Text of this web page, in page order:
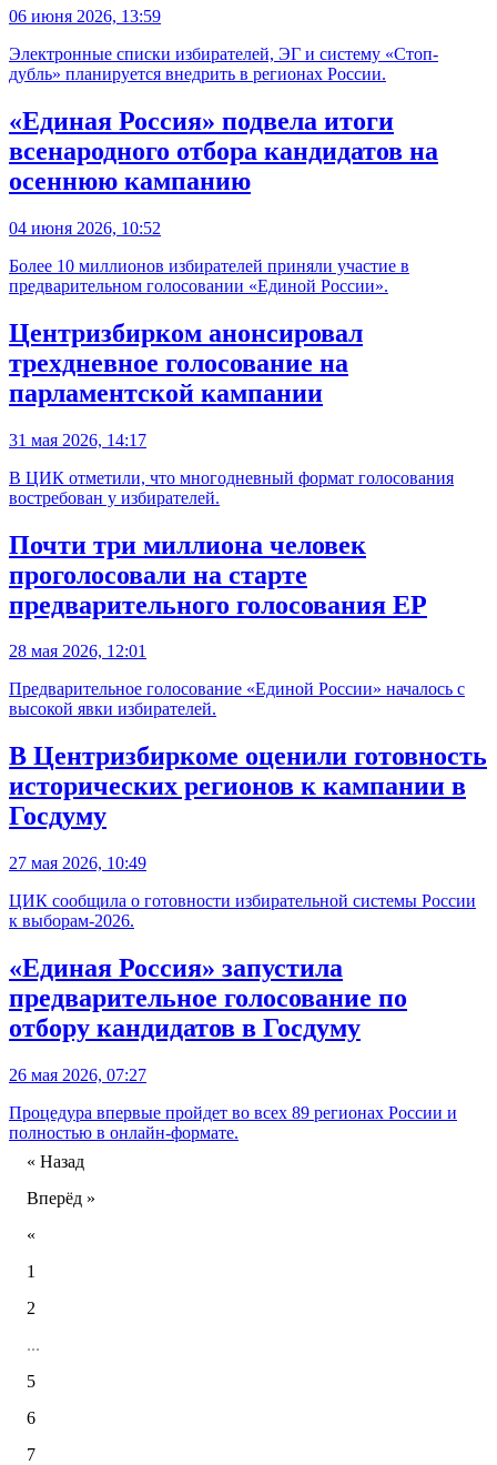
06 июня 2026, 13:59
Электронные списки избирателей, ЭГ и систему «Стоп-
дубль» планируется внедрить в регионах России.
«Единая Россия» подвела итоги
всенародного отбора кандидатов на
осеннюю кампанию
04 июня 2026, 10:52
Более 10 миллионов избирателей приняли участие в
предварительном голосовании «Единой России».
Центризбирком анонсировал
трехдневное голосование на
парламентской кампании
31 мая 2026, 14:17
В ЦИК отметили, что многодневный формат голосования
востребован у избирателей.
Почти три миллиона человек
проголосовали на старте
предварительного голосования ЕР
28 мая 2026, 12:01
Предварительное голосование «Единой России» началось с
высокой явки избирателей.
В Центризбиркоме оценили готовность
исторических регионов к кампании в
Госдуму
27 мая 2026, 10:49
ЦИК сообщила о готовности избирательной системы России
к выборам-2026.
«Единая Россия» запустила
предварительное голосование по
отбору кандидатов в Госдуму
26 мая 2026, 07:27
Процедура впервые пройдет во всех 89 регионах России и
полностью в онлайн-формате.
« Назад
Вперёд »
«
1
2
...
5
6
7